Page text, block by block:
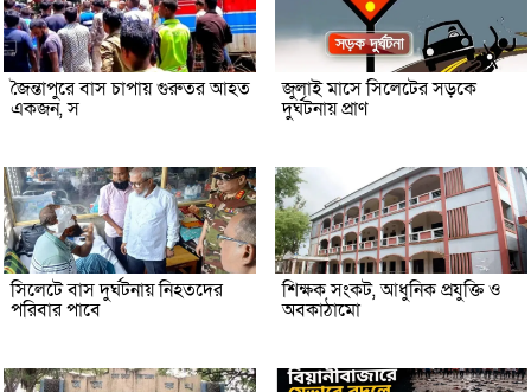
জৈন্তাপুরে বাস চাপায় গুরুতর আহত
একজন, স
জুলাই মাসে সিলেটের সড়কে
দুর্ঘটনায় প্রাণ
সিলেটে বাস দুর্ঘটনায় নিহতদের
পরিবার পাবে
শিক্ষক সংকট, আধুনিক প্রযুক্তি ও
অবকাঠামো